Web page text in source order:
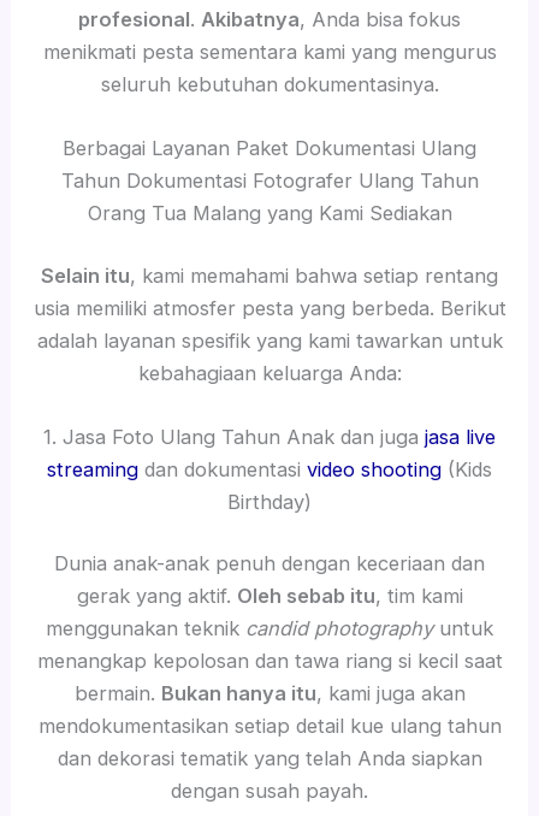
profesional. Akibatnya, Anda bisa fokus
menikmati pesta sementara kami yang mengurus
seluruh kebutuhan dokumentasinya.
Berbagai Layanan Paket Dokumentasi Ulang
Tahun Dokumentasi Fotografer Ulang Tahun
Orang Tua Malang yang Kami Sediakan
Selain itu, kami memahami bahwa setiap rentang
usia memiliki atmosfer pesta yang berbeda. Berikut
adalah layanan spesifik yang kami tawarkan untuk
kebahagiaan keluarga Anda:
1. Jasa Foto Ulang Tahun Anak dan juga jasa live
streaming dan dokumentasi video shooting (Kids
Birthday)
Dunia anak-anak penuh dengan keceriaan dan
gerak yang aktif. Oleh sebab itu, tim kami
menggunakan teknik candid photographyuntuk
menangkap kepolosan dan tawa riang si kecil saat
bermain. Bukan hanya itu, kami juga akan
mendokumentasikan setiap detail kue ulang tahun
dan dekorasi tematik yang telah Anda siapkan
dengan susah payah.